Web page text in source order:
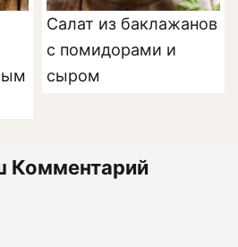
Салат из баклажанов
с помидорами и
сыром
Комментарий